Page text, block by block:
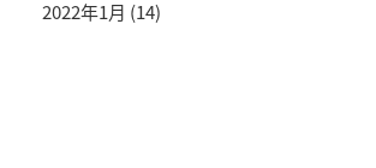
2022年1月 (14)